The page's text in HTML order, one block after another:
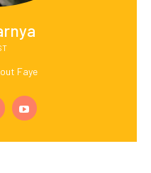
Faye